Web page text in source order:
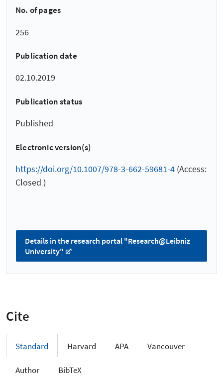
No. of pages
256
Publication date
02.10.2019
Publication status
Published
Electronic version(s)
https://doi.org/10.1007/978-3-662-59681-4 (Access:
Closed )
Details in the research portal "Research@Leibniz
University"
Cite
Standard Harvard APA Vancouver
Author BibTeX